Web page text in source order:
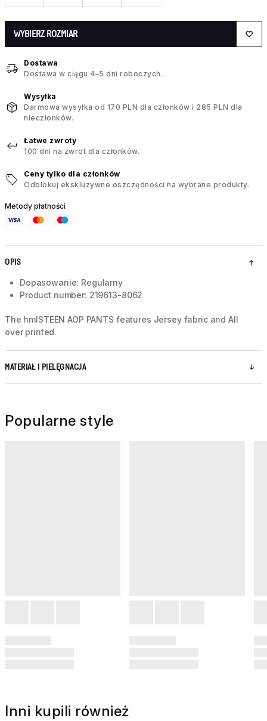
WYBIERZ ROZMIAR
Dostawa
Dostawa w ciągu 4–5 dni roboczych.
Wysyłka
Darmowa wysyłka od 170 PLN dla członków i 285 PLN dla
nieczłonków.
Łatwe zwroty
100 dni na zwrot dla członków.
Ceny tylko dla członków
Odblokuj ekskluzywne oszczędności na wybrane produkty.
Metody płatności
OPIS
Dopasowanie: Regularny
Product number: 219613-8062
The hmlSTEEN AOP PANTS features Jersey fabric and All
over printed.
MATERIAŁ I PIELĘGNACJA
Popularne style
Inni kupili również